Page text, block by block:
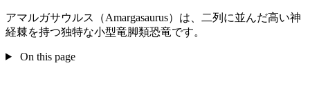
アマルガサウルス（Amargasaurus）は、二列に並んだ高い神
経棘を持つ独特な小型竜脚類恐竜です。
On this page